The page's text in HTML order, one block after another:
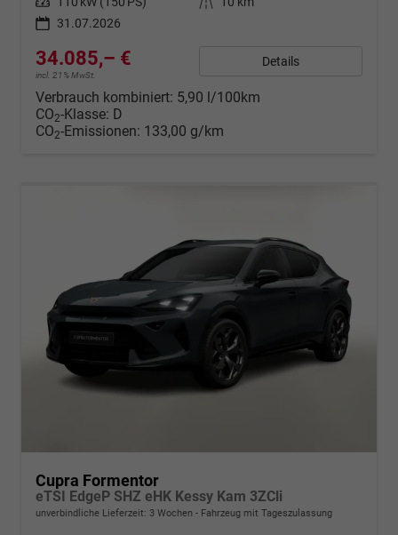
31.07.2026
34.085,– €
incl. 21% MwSt.
Details
Verbrauch kombiniert: 5,90 l/100km
CO2-Klasse: D
CO2-Emissionen: 133,00 g/km
Cupra Formentor
eTSI EdgeP SHZ eHK Kessy Kam 3ZCli
unverbindliche Lieferzeit: 3 Wochen Fahrzeug mit Tageszulassung